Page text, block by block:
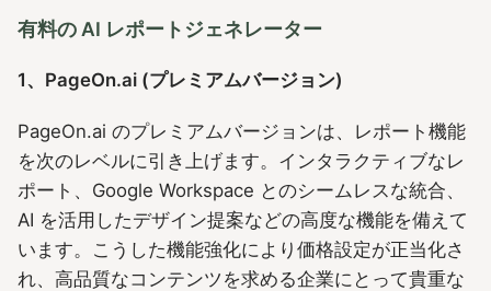
有料の AI レポートジェネレーター
1、PageOn.ai (プレミアムバージョン)
PageOn.ai のプレミアムバージョンは、レポート機能
を次のレベルに引き上げます。インタラクティブなレ
ポート、Google Workspace とのシームレスな統合、
AI を活用したデザイン提案などの高度な機能を備えて
います。こうした機能強化により価格設定が正当化さ
れ、高品質なコンテンツを求める企業にとって貴重な